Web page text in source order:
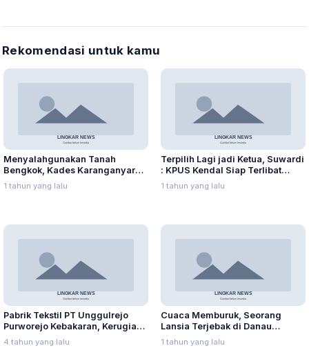
Rekomendasi untuk kamu
Menyalahgunakan Tanah
Bengkok, Kades Karanganyar
Ditangkap Kejari
1 tahun yang lalu
Terpilih Lagi jadi Ketua, Suwardi
: KPUS Kendal Siap Terlibat
Suplai Telur untuk MBG
1 tahun yang lalu
Pabrik Tekstil PT Unggulrejo
Purworejo Kebakaran, Kerugian
Capai Puluhan Juta Rupiah
4 tahun yang lalu
Cuaca Memburuk, Seorang
Lansia Terjebak di Danau
Rawapening Saat Mencari
Enceng Gondok
1 tahun yang lalu